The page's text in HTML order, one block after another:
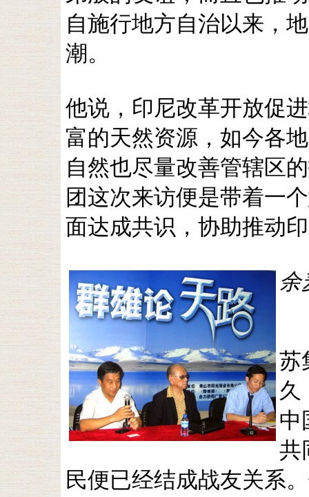
自施行地方自治以来，
潮。
他说，印尼改革开放促
富的天然资源，如今各
自然也尽量改善管辖区
团这次来访便是带着一
面达成共识，协助推动
余
苏
久
中
共
民便已经结成战友关系